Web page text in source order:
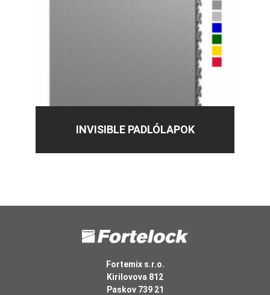
INVISIBLE PADLÓLAPOK
Fortemix s.r.o.
Kirilovova 812
Paskov 739 21